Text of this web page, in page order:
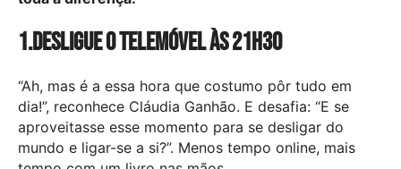
1.Desligue o telemóvel às 21h30
“Ah, mas é a essa hora que costumo pôr tudo em
dia!”, reconhece Cláudia Ganhão. E desafia: “E se
aproveitasse esse momento para se desligar do
mundo e ligar-se a si?”. Menos tempo online, mais